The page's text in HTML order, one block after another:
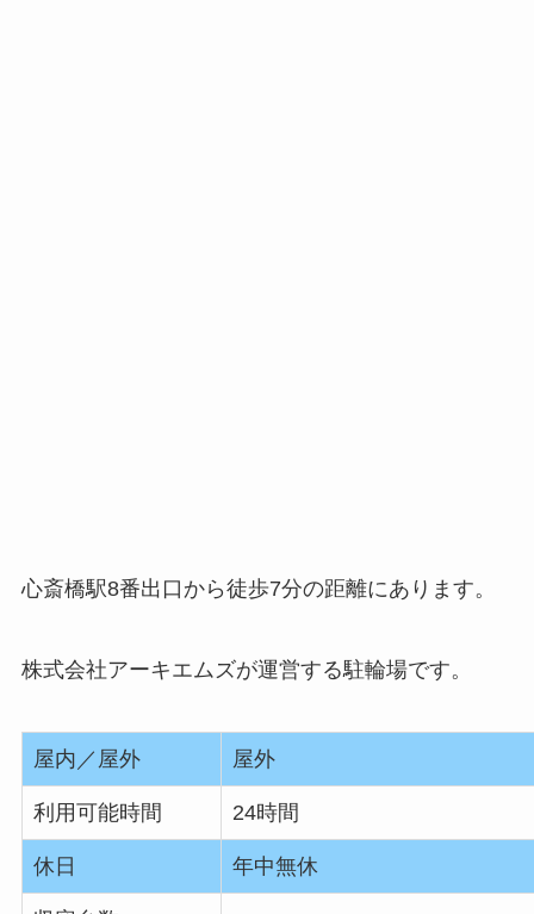
心斎橋駅8番出口から徒歩7分の距離にあります。
株式会社アーキエムズが運営する駐輪場です。
屋内／屋外 屋外
利用可能時間 24時間
休日 年中無休